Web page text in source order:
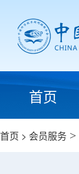
首页
首页 > 会员服务 >